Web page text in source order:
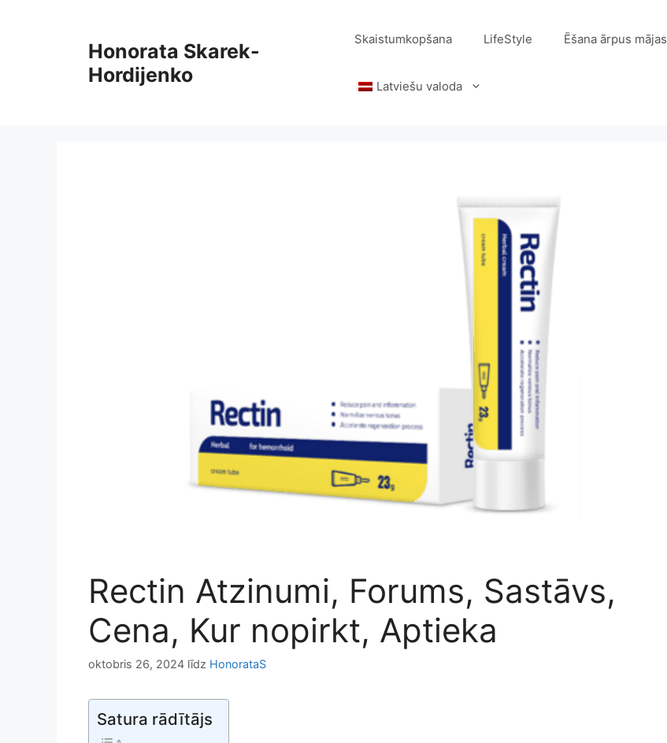
Honorata Skarek-
Hordijenko
Skaistumkopšana LifeStyle Ēšana ārpus mājas
Latviešu valoda
Rectin Atzinumi, Forums, Sastāvs,
Cena, Kur nopirkt, Aptieka
oktobris 26, 2024 līdz HonorataS
Satura rādītājs